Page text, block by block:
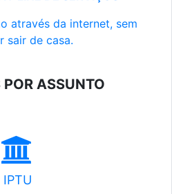
através da internet, sem
sair de casa.
POR ASSUNTO
IPTU